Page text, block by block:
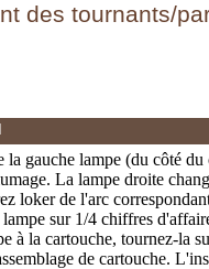
des tournants/
la gauche lampe (du côté
La lampe droite
loker de l'arc
sur 1/4 chiffres
à la cartouche, tournez-la
de cartouche.